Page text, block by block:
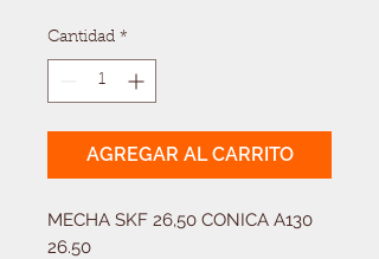
Cantidad *
AGREGAR AL CARRITO
MECHA SKF 26,50 CONICA A130
26.50